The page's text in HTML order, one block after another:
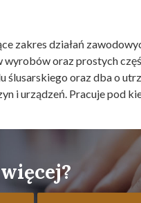
zakres działań
oraz prostych
ślusarskiego oraz dba o
i urządzeń. Pracuje pod